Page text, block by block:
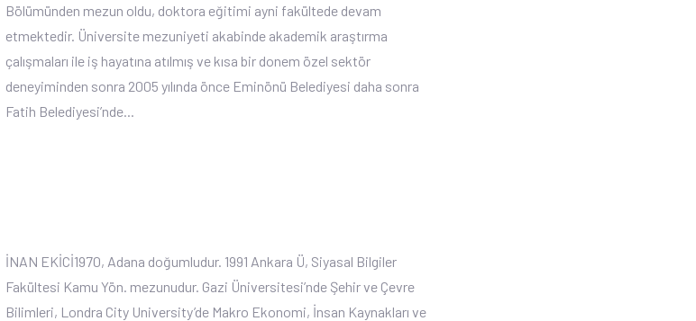
Bölümünden mezun oldu, doktora eğitimi ayni fakültede devam
etmektedir. Üniversite mezuniyeti akabinde akademik araştırma
çalışmaları ile iş hayatına atılmış ve kısa bir donem özel sektör
deneyiminden sonra 2005 yılında önce Eminönü Belediyesi daha sonra
Fatih Belediyesi’nde...
İNAN EKİCİ1970, Adana doğumludur. 1991 Ankara Ü, Siyasal Bilgiler
Fakültesi Kamu Yön. mezunudur. Gazi Üniversitesi’nde Şehir ve Çevre
Bilimleri, Londra City University’de Makro Ekonomi, İnsan Kaynakları ve